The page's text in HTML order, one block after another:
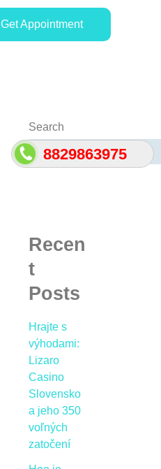
8829863975
Get Appointment
Search
Recen
t
Posts
Hrajte s
výhodami:
Lizaro
Casino
Slovensko
a jeho 350
voľných
zatočení